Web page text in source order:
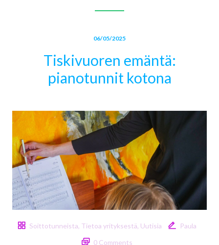
06/05/2025
Tiskivuoren emäntä:
pianotunnit kotona
Soittotunneista, Tietoa yrityksestä, Uutisia
Paula
0 Comments